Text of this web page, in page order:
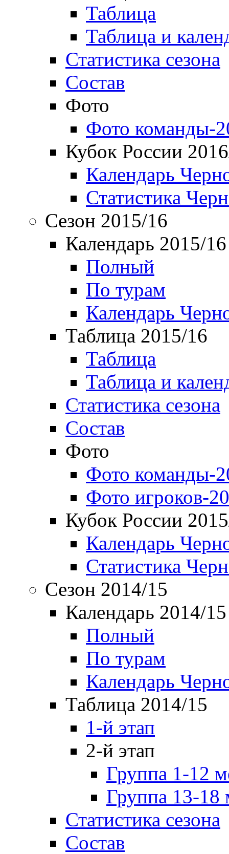
Таблица
Таблица и
Статистика сезона
Состав
Фото
Фото команды-
Кубок России
Календарь
Статистика
Сезон 2015/16
Календарь 2015/16
Полный
По турам
Календарь
Таблица 2015/16
Таблица
Таблица и
Статистика сезона
Состав
Фото
Фото команды-
Фото игроков-
Кубок России
Календарь
Статистика
Сезон 2014/15
Календарь 2014/15
Полный
По турам
Календарь
Таблица 2014/15
1-й этап
2-й этап
Группа 1-12
Группа 13-18
Статистика сезона
Состав